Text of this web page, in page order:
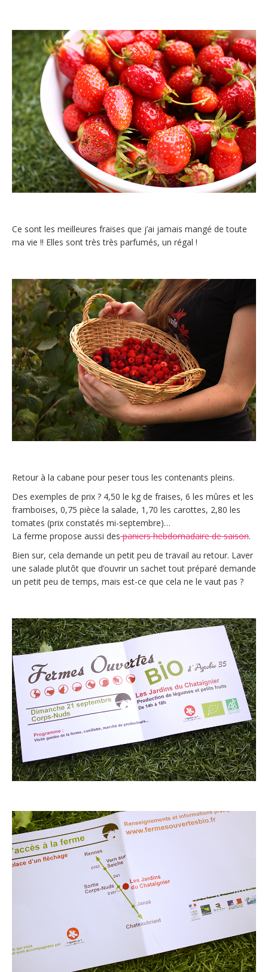
Ce sont les meilleures fraises que j’ai jamais mangé de toute
ma vie !! Elles sont très très parfumés, un régal !
Retour à la cabane pour peser tous les contenants pleins.
Des exemples de prix ? 4,50 le kg de fraises, 6 les mûres et les
framboises, 0,75 pièce la salade, 1,70 les carottes, 2,80 les
tomates (prix constatés mi-septembre)…
La ferme propose aussi despaniers hebdomadaire de saison.
Bien sur, cela demande un petit peu de travail au retour. Laver
une salade plutôt que d’ouvrir un sachet tout préparé demande
un petit peu de temps, mais est-ce que cela ne le vaut pas ?